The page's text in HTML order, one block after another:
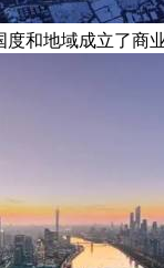
和地域成立了商